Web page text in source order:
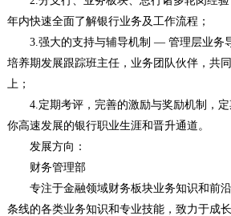
年内快速全面了解银行业务及工作流程；
3.强大的支持与辅导机制 — 管理层业务导
培养期发展跟踪班主任，业务团队伙伴，共
上；
4.定期考评，完善的激励与奖励机制，定
你高速发展的银行职业生涯和晋升通道。
发展方向：
财务管理部
专注于金融领域财务板块业务知识和前沿
条线的各类业务知识和专业技能，致力于成